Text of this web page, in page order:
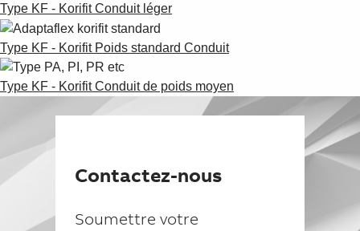
Type KF - Korifit Conduit léger
Type KF - Korifit Poids standard Conduit
Type KF - Korifit Conduit de poids moyen
Contactez-nous
Soumettre votre